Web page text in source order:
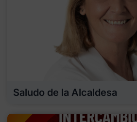
Saludo de la Alcaldesa